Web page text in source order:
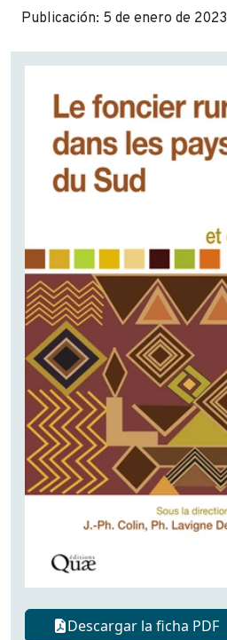
Publicación: 5 de enero de 2023
Descargar la ficha PDF